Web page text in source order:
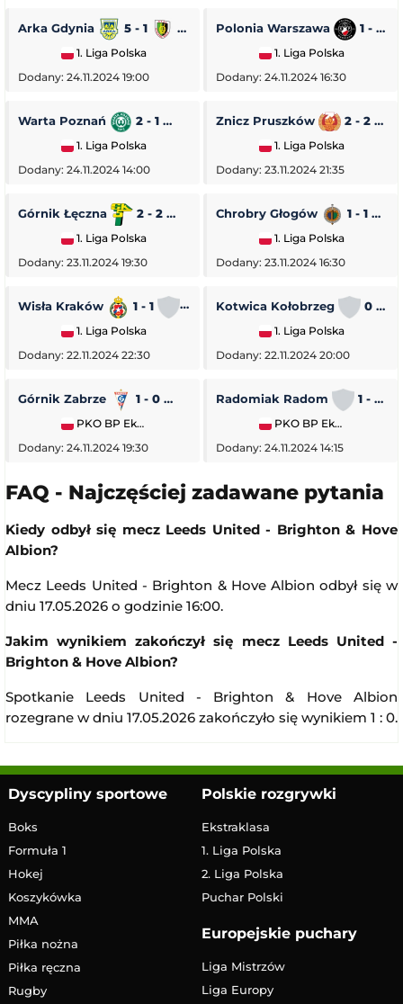
Arka Gdynia 5 - 1
1. Liga Polska
Dodany: 24.11.2024 19:00
Polonia Warszawa 1 - 0
1. Liga Polska
Dodany: 24.11.2024 16:30
Warta Poznań 2 - 1 Pogoń Siedlce
1. Liga Polska
Dodany: 24.11.2024 14:00
Znicz Pruszków 2 - 2
1. Liga Polska
Dodany: 23.11.2024 21:35
Górnik Łęczna 2 - 2 GKS Tychy
1. Liga Polska
Dodany: 23.11.2024 19:30
Chrobry Głogów 1 - 1
1. Liga Polska
Dodany: 23.11.2024 16:30
Wisła Kraków 1 - 1 Stal Rzeszów
1. Liga Polska
Dodany: 22.11.2024 22:30
Kotwica Kołobrzeg 0 - 5
1. Liga Polska
Dodany: 22.11.2024 20:00
Górnik Zabrze 1 - 0 Piast Gliwice
PKO BP Ekstraklasa
Dodany: 24.11.2024 19:30
Radomiak Radom 1 - 2
PKO BP Ekstraklasa
Dodany: 24.11.2024 14:15
FAQ - Najczęściej zadawane pytania
Kiedy odbył się mecz Leeds United - Brighton & Hove
Albion?
Mecz Leeds United - Brighton & Hove Albion odbył się w
dniu 17.05.2026 o godzinie 16:00.
Jakim wynikiem zakończył się mecz Leeds United -
Brighton & Hove Albion?
Spotkanie Leeds United - Brighton & Hove Albion
rozegrane w dniu 17.05.2026 zakończyło się wynikiem 1 : 0.
Dyscypliny sportowe
Boks
Formuła 1
Hokej
Koszykówka
MMA
Piłka nożna
Piłka ręczna
Rugby
Polskie rozgrywki
Ekstraklasa
1. Liga Polska
2. Liga Polska
Puchar Polski
Europejskie puchary
Liga Mistrzów
Liga Europy